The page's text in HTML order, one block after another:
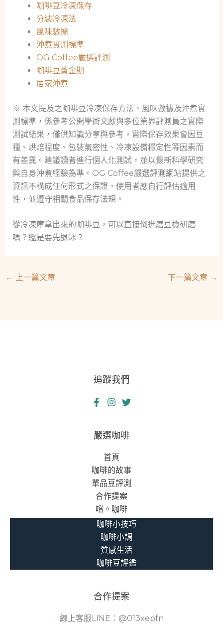
咖啡豆冷凍保存
分裝冷凍法
風味數據
沖煮實測標準
OG Coffee嚴選評測
咖啡豆黃金期
居家沖煮
※ 本文提及之咖啡豆冷凍保存方法、風味數據及沖煮實
測標準，係參考公開學術文獻與多位業界評測員之實際
測試結果，僅供知識分享與參考。實際保存效果會因豆
種、烘焙程度、包裝氣密性、冷凍設備穩定性等因素而
有差異。建議讀者進行個人化測試，並以最新科學研究
與自身沖煮經驗為準。OG Coffee嚴選評測網站提供之
資訊不構成任何形式之保證，使用者應自行評估適用
性，並遵守相關食品保存法規。
從冷凍庫拿出來的咖啡豆，可以直接倒進磨豆機研磨
嗎？還是要先退冰？
← 上一篇文章 下一篇文章 →
追蹤我們
嚴選咖啡
首頁
咖啡的故事
單品豆評測
合作提案
嚐。咖啡
咖啡小技巧
咖啡小調
質感生活
咖啡豆評鑑
合作提案
線上客服LINE：@013xepfn